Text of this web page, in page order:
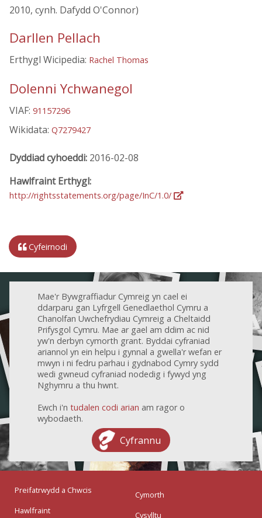
2010, cynh. Dafydd O'Connor)
Darllen Pellach
Erthygl Wicipedia: Rachel Thomas
Dolenni Ychwanegol
VIAF: 91157296
Wikidata: Q7279427
Dyddiad cyhoeddi: 2016-02-08
Hawlfraint Erthygl:
http://rightsstatements.org/page/InC/1.0/
Cyfeirnodi
Mae'r Bywgraffiadur Cymreig yn cael ei
ddarparu gan Lyfrgell Genedlaethol Cymru a
Chanolfan Uwchefrydiau Cymreig a Cheltaidd
Prifysgol Cymru. Mae ar gael am ddim ac nid
yw'n derbyn cymorth grant. Byddai cyfraniad
ariannol yn ein helpu i gynnal a gwella'r wefan er
mwyn i ni fedru parhau i gydnabod Cymry sydd
wedi gwneud cyfraniad nodedig i fywyd yng
Nghymru a thu hwnt.
Ewch i'n tudalen codi arian am ragor o
wybodaeth.
Cyfrannu
Preifatrwydd a Chwcis
Hawlfraint
Cymorth
Cysylltu